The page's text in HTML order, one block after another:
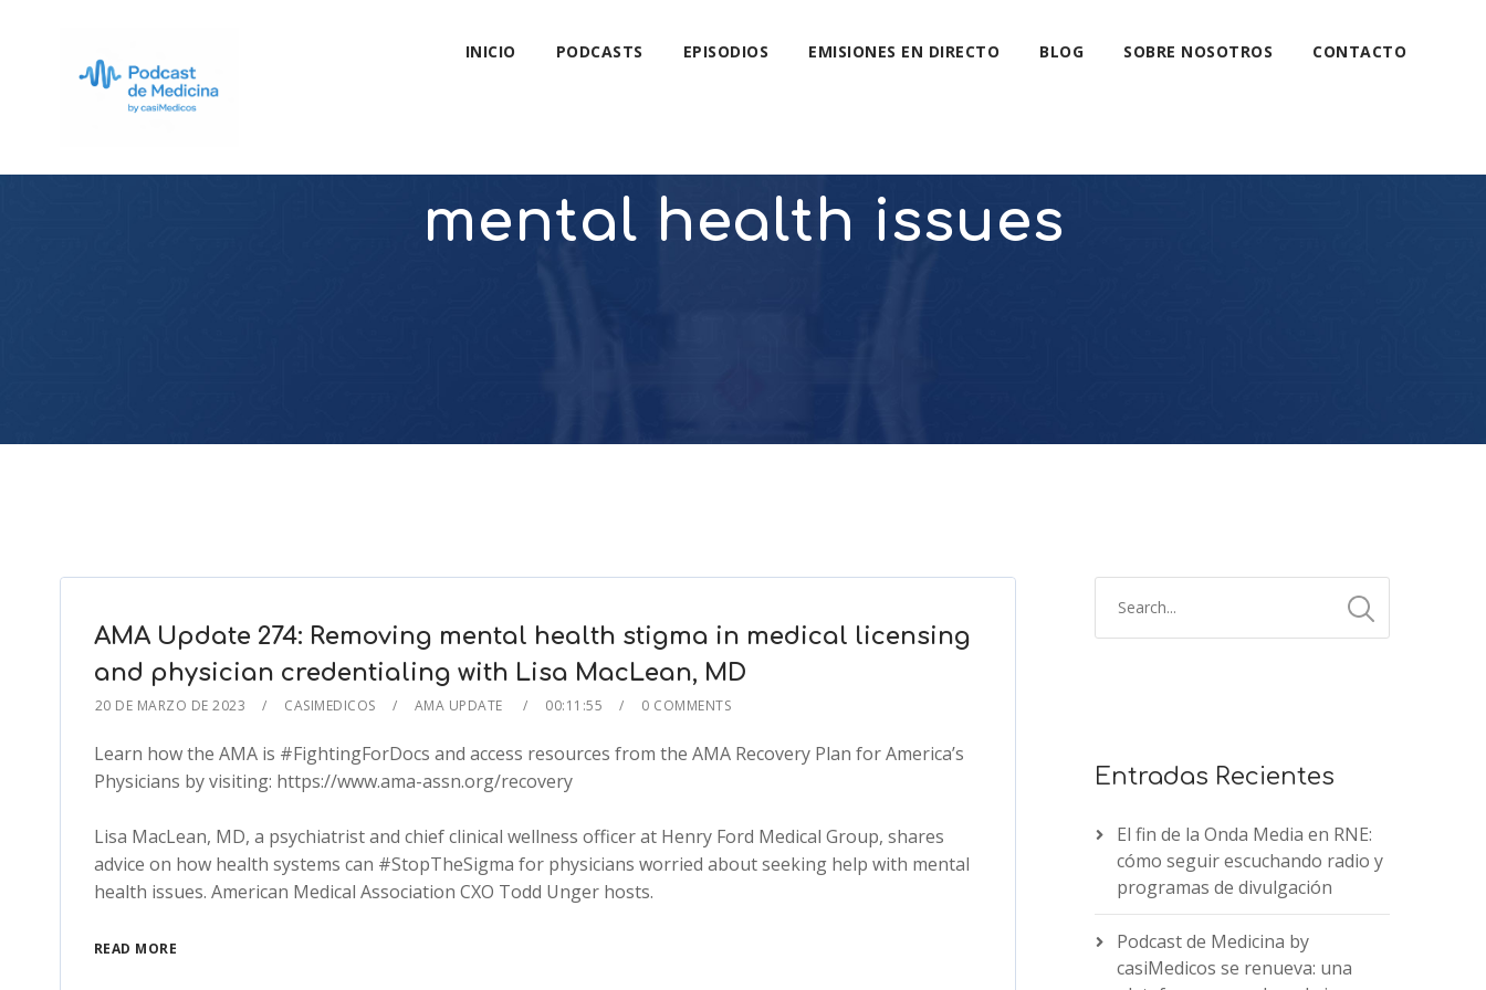
INICIO PODCASTS EPISODIOS EMISIONES EN DIRECTO BLOG SOBRE NOSOTROS CONTACTO
mental health issues
AMA Update 274: Removing mental health stigma in medical licensing
and physician credentialing with Lisa MacLean, MD
20 DE MARZO DE 2023 CASIMEDICOS AMA UPDATE 00:11:55 0 COMMENTS
Learn how the AMA is #FightingForDocs and access resources from the AMA Recovery Plan for America’s
Physicians by visiting: https://www.ama-assn.org/recovery
Lisa MacLean, MD, a psychiatrist and chief clinical wellness officer at Henry Ford Medical Group, shares
advice on how health systems can #StopTheSigma for physicians worried about seeking help with mental
health issues. American Medical Association CXO Todd Unger hosts.
READ MORE
Entradas Recientes
El fin de la Onda Media en RNE:
cómo seguir escuchando radio y
programas de divulgación
Podcast de Medicina by
casiMedicos se renueva: una